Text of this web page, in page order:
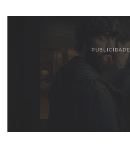
PUBLICIDADE